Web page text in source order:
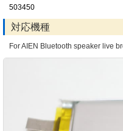
503450
対応機種
For AIEN Bluetooth speaker live